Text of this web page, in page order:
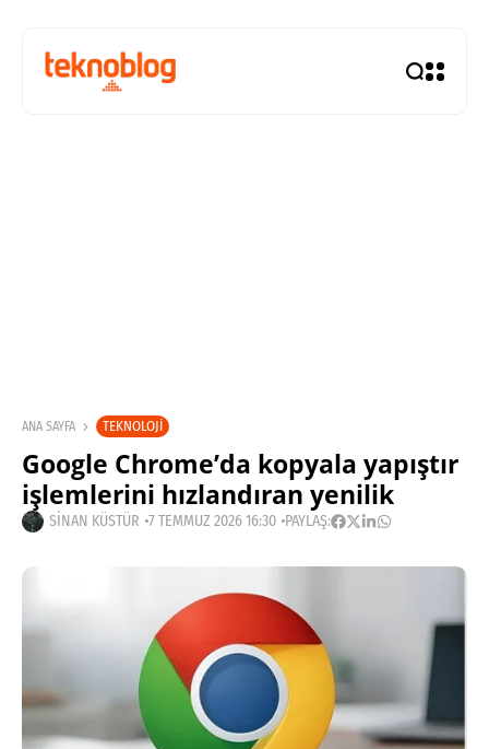
ANA SAYFA TEKNOLOJI
Google Chrome’da kopyala yapıştır
işlemlerini hızlandıran yenilik
SINAN KÜSTÜR 7 TEMMUZ 2026 16:30 PAYLAŞ: